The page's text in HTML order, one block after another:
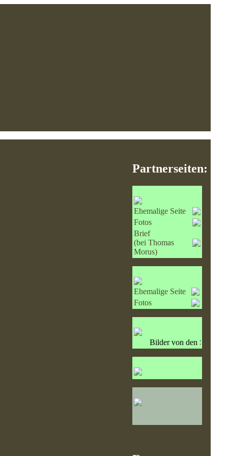
Partnerseiten:
Ehemalige Seite
Fotos
Brief
(bei Thomas
Morus)
Ehemalige Seite
Fotos
Bilder von den Sessionen